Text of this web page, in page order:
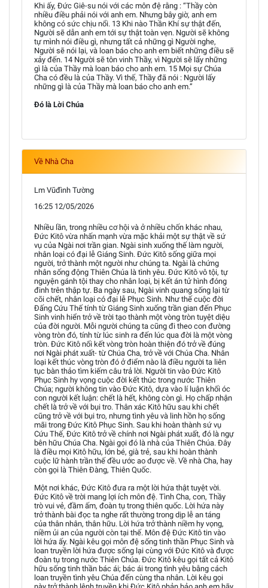
Khi ấy, Đức Giê-su nói với các môn đệ rằng : “Thầy còn
nhiều điều phải nói với anh em. Nhưng bây giờ, anh em
không có sức chịu nổi. 13 Khi nào Thần Khí sự thật đến,
Người sẽ dẫn anh em tới sự thật toàn vẹn. Người sẽ không
tự mình nói điều gì, nhưng tất cả những gì Người nghe,
Người sẽ nói lại, và loan báo cho anh em biết những điều sẽ
xảy đến. 14 Người sẽ tôn vinh Thầy, vì Người sẽ lấy những
gì là của Thầy mà loan báo cho anh em. 15 Mọi sự Chúa
Cha có đều là của Thầy. Vì thế, Thầy đã nói : Người lấy
những gì là của Thầy mà loan báo cho anh em.”
Đó là Lời Chúa
Về Nhà Cha
Lm Vũđình Tường
16:25 12/05/2026
Nhiều lần, trong nhiều cơ hội và ở nhiều chốn khác nhau,
Đức Kitô vừa nhấn mạnh vừa mặc khải một sự thật về sứ
vụ của Ngài nơi trần gian. Ngài sinh xuống thế làm người,
nhân loại có đại lễ Giáng Sinh. Đức Kitô sống giữa mọi
người, trở thành một người như chúng ta. Ngài là chứng
nhân sống động Thiên Chúa là tình yêu. Đức Kitô vô tội, tự
nguyện gánh tội thay cho nhân loại, bị kết án tử hình đóng
đinh trên thập tự. Ba ngày sau, Ngài vinh quang sống lại từ
cõi chết, nhân loại có đại lễ Phục Sinh. Như thế cuộc đời
Đấng Cứu Thế tính từ Giáng Sinh xuống trần gian đến Phục
Sinh vinh hiển trở về trời tạo thành một vòng tròn tuyệt diệu
của đời người. Mỗi người chúng ta cũng đi theo con đường
vòng tròn đó, tính từ lúc sinh ra đến lúc qua đời là một vòng
tròn. Đức Kitô nối kết vòng tròn hoàn thiện đó trở về đúng
nơi Ngài phát xuất- từ Chúa Cha, trở về với Chúa Cha. Nhân
loại kết thúc vòng tròn đó ở điểm nào là điều người ta liên
tục bàn thảo tìm kiếm câu trả lời. Người tin vào Đức Kitô
Phục Sinh hy vọng cuộc đời kết thúc trong nước Thiên
Chúa; người không tin vào Đức Kitô, dựa vào lí luận khối óc
con người kết luận: chết là hết, không còn gì. Họ chấp nhận
chết là trở về với bụi tro. Thân xác Kitô hữu sau khi chết
cũng trở về với bụi tro, nhưng tình yêu và linh hồn họ sống
mãi trong Đức Kitô Phục Sinh. Sau khi hoàn thành sứ vụ
Cứu Thế, Đức Kitô trở về chính nơi Ngài phát xuất, đó là ngự
bên hữu Chúa Cha. Ngài gọi đó là nhà của Thiên Chúa. Đây
là điều mọi Kitô hữu, lớn bé, già trẻ, sau khi hoàn thành
cuộc lữ hành trần thế đều ước ao được về. Về nhà Cha, hay
còn gọi là Thiên Đàng, Thiên Quốc.
Một nơi khác, Đức Kitô đưa ra một lời hứa thật tuyệt vời.
Đức Kitô về trời mang lợi ích môn đệ. Tình Cha, con, Thầy
trò vui vẻ, đầm ấm, đoàn tụ trong thiên quốc. Lời hứa này
trở thành bài đọc ta nghe rất thường trong dịp lễ an táng
của thân nhân, thân hữu. Lời hứa trở thành niềm hy vọng,
niềm ủi an của người còn tại thế. Môn đệ Đức Kitô tin vào
lời hứa ấy. Ngài kêu gọi môn đệ sống tinh thần Phục Sinh và
loan truyền lời hứa được sống lại cùng với Đức Kitô và được
đoàn tụ trong nước Thiên Chúa. Đức Kitô kêu gọi tất cả Kitô
hữu sống tinh thần bác ái; bác ái trong tình yêu bằng cách
loan truyền tình yêu Chúa đến cùng tha nhân. Lời kêu gọi